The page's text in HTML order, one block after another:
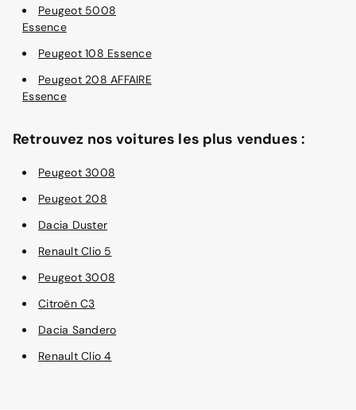
Peugeot 5008
Essence
Peugeot 108 Essence
Peugeot 208 AFFAIRE
Essence
Retrouvez nos voitures les plus vendues :
Peugeot 3008
Peugeot 208
Dacia Duster
Renault Clio 5
Peugeot 3008
Citroën C3
Dacia Sandero
Renault Clio 4